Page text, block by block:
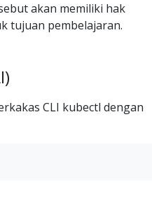
akan memiliki hak
tujuan pembelajaran.
CLI kubectl dengan